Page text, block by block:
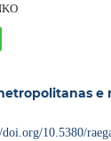
e
10.5380/